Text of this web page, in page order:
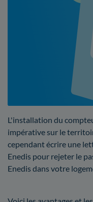
L'installation du
impérative sur le
cependant écrire une
Enedis pour rejeter le
Enedis dans votre